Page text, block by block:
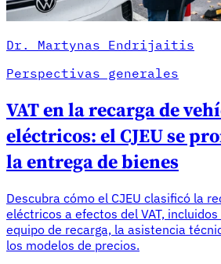
Dr. Martynas Endrijaitis
Perspectivas generales
VAT en la recarga de
eléctricos: el CJEU se
la entrega de bienes
Descubra cómo el CJEU clasificó la
eléctricos a efectos del VAT,
equipo de recarga, la asistencia
los modelos de precios.